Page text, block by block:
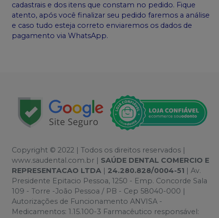
cadastrais e dos itens que constam no pedido. Fique
atento, após você finalizar seu pedido faremos a análise
e caso tudo esteja correto enviaremos os dados de
pagamento via WhatsApp.
Copyright © 2022 | Todos os direitos reservados |
www.saudental.com.br | SAÚDE DENTAL COMERCIO E
REPRESENTACAO LTDA
24.280.828/0004-51 | Av.
Presidente Epitacio Pessoa, 1250 - Emp. Concorde Sala
109 - Torre -João Pessoa / PB - Cep 58040-000 |
Autorizações de Funcionamento ANVISA -
Medicamentos: 1.15.100-3 Farmacêutico responsável: